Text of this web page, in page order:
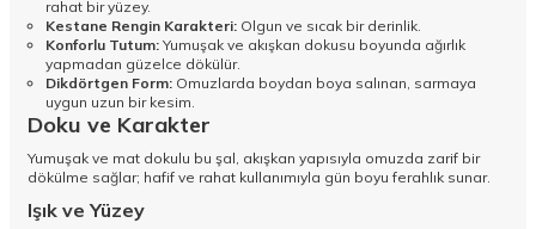
rahat bir yüzey.
Kestane Rengin Karakteri: Olgun ve sıcak bir derinlik.
Konforlu Tutum: Yumuşak ve akışkan dokusu boyunda ağırlık
yapmadan güzelce dökülür.
Dikdörtgen Form: Omuzlarda boydan boya salınan, sarmaya
uygun uzun bir kesim.
Doku ve Karakter
Yumuşak ve mat dokulu bu şal, akışkan yapısıyla omuzda zarif bir
dökülme sağlar; hafif ve rahat kullanımıyla gün boyu ferahlık sunar.
Işık ve Yüzey